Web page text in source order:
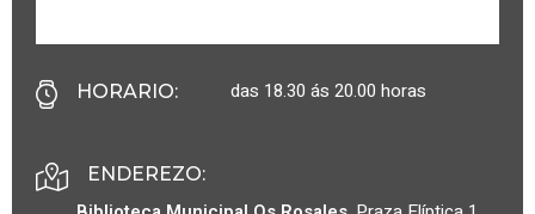
HORARIO: das 18.30 ás 20.00 horas
ENDEREZO: